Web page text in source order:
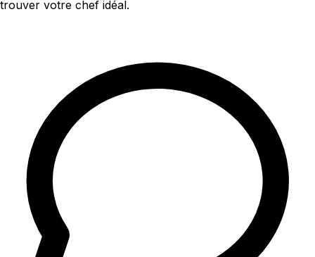
trouver votre chef idéal.